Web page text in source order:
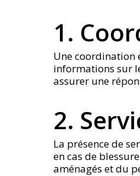
1.
Une coordination
informations sur
assurer une
2.
La présence de
en cas de
aménagés et du